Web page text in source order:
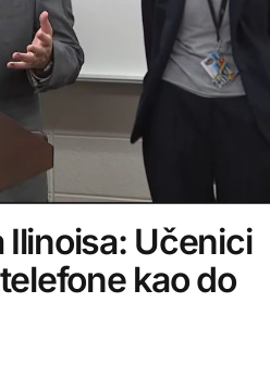
Ilinoisa: Učenici
kao do